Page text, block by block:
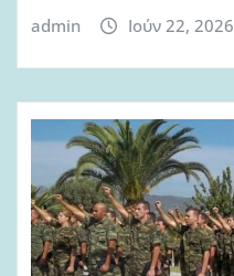
admin Ιούν 22, 2026